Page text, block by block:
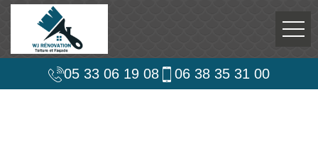
05 33 06 19 08 06 38 35 31 00